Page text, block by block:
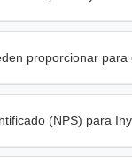
proporcionar
(NPS) para